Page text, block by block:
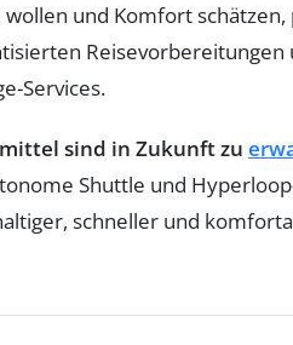
wollen und Komfort
Reisevorbereitungen
Services.
sind in Zukunft zu
Shuttle und
schneller und